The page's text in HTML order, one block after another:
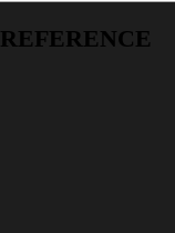
REFERENCE